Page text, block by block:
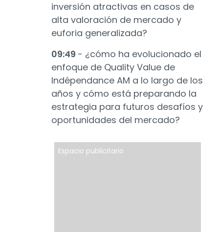
inversión atractivas en casos de
alta valoración de mercado y
euforia generalizada?
09:49 - ¿cómo ha evolucionado el
enfoque de Quality Value de
Indépendance AM a lo largo de los
años y cómo está preparando la
estrategia para futuros desafíos y
oportunidades del mercado?
Espacio publicitario